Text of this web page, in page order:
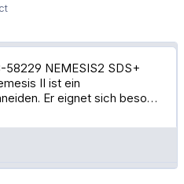
58229 NEMESIS2 SDS+
II ist ein
Er eignet sich beso…